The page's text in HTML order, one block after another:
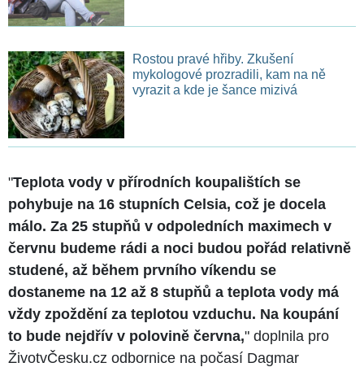
Rostou pravé hřiby. Zkušení
mykologové prozradili, kam na ně
vyrazit a kde je šance mizivá
"Teplota vody v přírodních koupalištích se
pohybuje na 16 stupních Celsia, což je docela
málo. Za 25 stupňů v odpoledních maximech v
červnu budeme rádi a noci budou pořád relativně
studené, až během prvního víkendu se
dostaneme na 12 až 8 stupňů a teplota vody má
vždy zpoždění za teplotou vzduchu. Na koupání
to bude nejdřív v polovině června," doplnila pro
ŽivotvČesku.cz odbornice na počasí Dagmar